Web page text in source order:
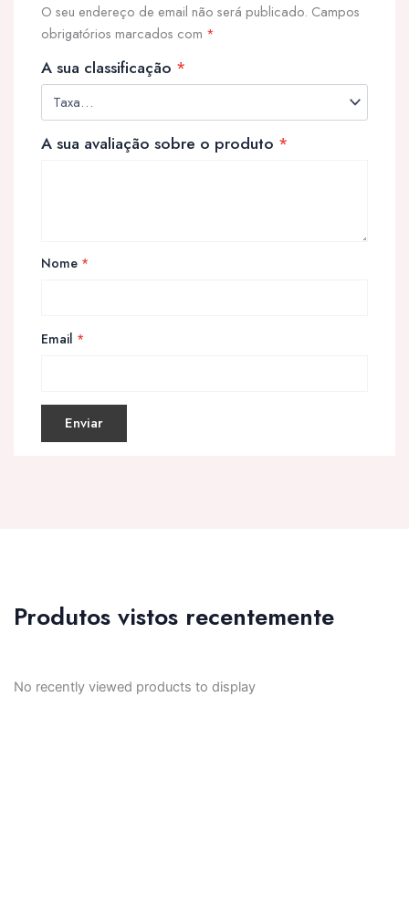
O seu endereço de email não será publicado. Campos
obrigatórios marcados com *
A sua classificação *
A sua avaliação sobre o produto *
Nome *
Email *
Produtos vistos recentemente
No recently viewed products to display